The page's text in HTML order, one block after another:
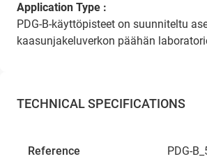
Application Type :
PDG-B-käyttöpisteet on suunniteltu
kaasunjakeluverkon päähän
TECHNICAL SPECIFICATIONS
Reference PDG-